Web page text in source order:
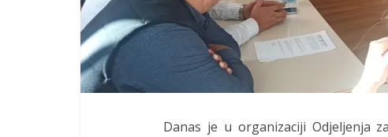
Danas je u organizaciji Odjeljenja